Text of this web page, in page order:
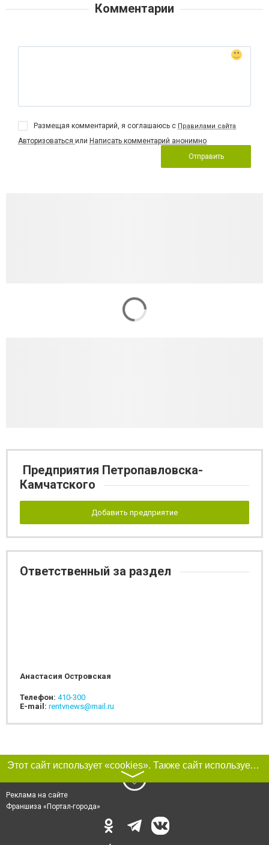
Комментарии
Размещая комментарий, я соглашаюсь с Правилами сайта
Авторизоваться или Написать комментарий анонимно
Отправить
Предприятия Петропавловска-
Камчатского
Добавить предприятие
Ответственный за раздел
Анастасия Островская
Телефон: 410-300
E-mail: rentvnews@mail.ru
Этот сайт использует «cookies». Также сайт использует интернет-сервис для сбора технических данных касательно посетителей с целью получения маркетинговой и статистической информации. Условия обработки данных посетителей сайта см.
〉
Реклама на сайте
Франшиза «Портал-города»